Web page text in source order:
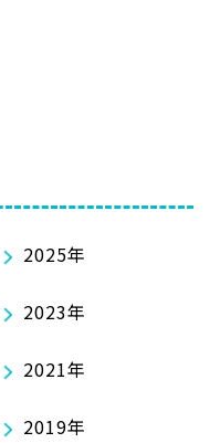
2025年
2023年
2021年
2019年